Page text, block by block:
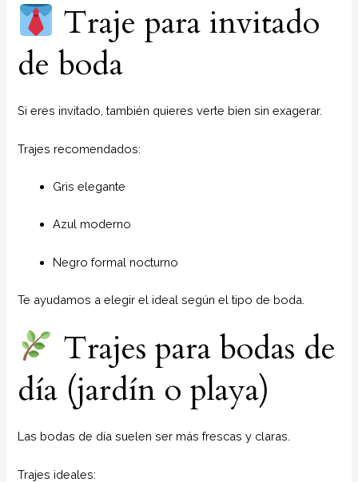
Traje para invitado
de boda
Si eres invitado, también quieres verte bien sin exagerar.
Trajes recomendados:
Gris elegante
Azul moderno
Negro formal nocturno
Te ayudamos a elegir el ideal según el tipo de boda.
Trajes para bodas de
día (jardín o playa)
Las bodas de día suelen ser más frescas y claras.
Trajes ideales: